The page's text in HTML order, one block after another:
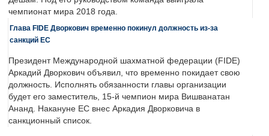
чемпионат мира 2018 года.
Глава FIDE Дворкович временно покинул должность из-за
санкций ЕС
Президент Международной шахматной федерации (FIDE)
Аркадий Дворкович объявил, что временно покидает свою
должность. Исполнять обязанности главы организации
будет его заместитель, 15-й чемпион мира Вишванатан
Ананд. Накануне ЕС внес Аркадия Дворковича в
санкционный список.